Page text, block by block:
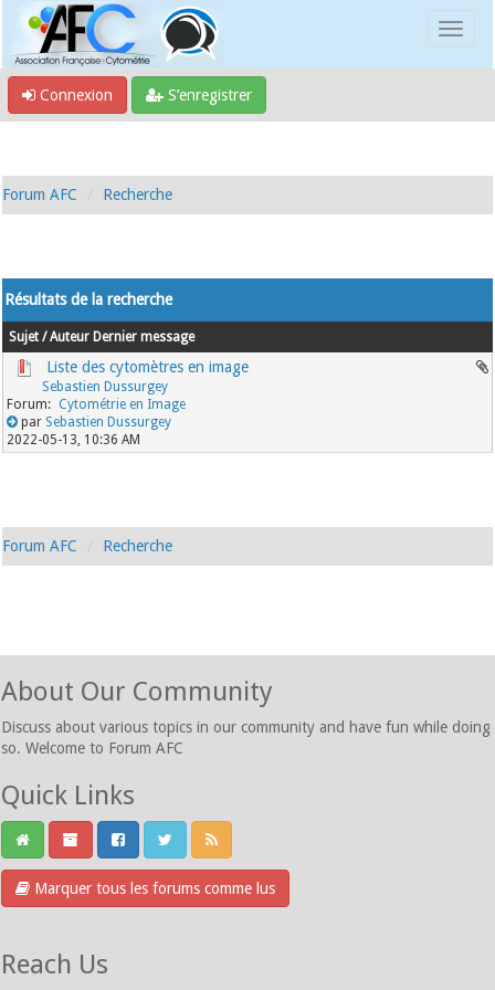
Connexion S’enregistrer
Forum AFC Recherche
Résultats de la recherche
Sujet /Auteur Dernier message
Liste des cytomètres en image
Sebastien Dussurgey
Cytométrie en Image
par Sebastien Dussurgey
2022-05-13, 10:36 AM
Forum AFC Recherche
About Our Community
Discuss about various topics in our community and have fun while doing
so. Welcome to Forum AFC
Quick Links
Marquer tous les forums comme lus
Reach Us